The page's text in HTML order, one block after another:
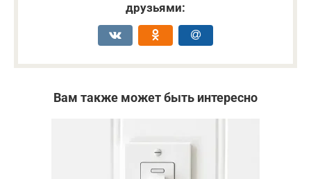
друзьями:
Вам также может быть интересно